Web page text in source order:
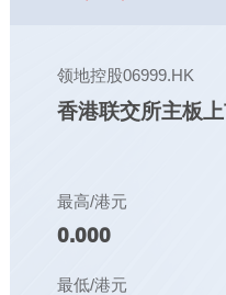
领地控股06999.HK
香港联交所主板
最高/港元
0.000
最低/港元